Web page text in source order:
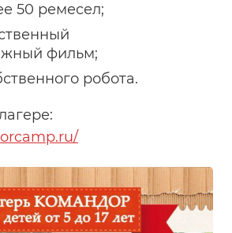
50 ремесел;
фильм;
робота.